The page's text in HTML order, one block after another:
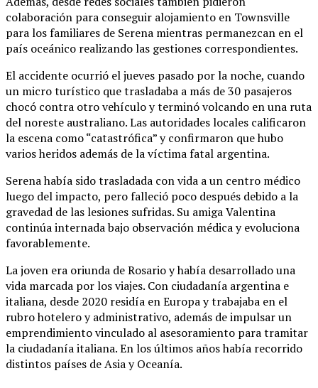
colaboración para conseguir alojamiento en Townsville
para los familiares de Serena mientras permanezcan en el
país oceánico realizando las gestiones correspondientes.
El accidente ocurrió el jueves pasado por la noche, cuando
un micro turístico que trasladaba a más de 30 pasajeros
chocó contra otro vehículo y terminó volcando en una ruta
del noreste australiano. Las autoridades locales calificaron
la escena como “catastrófica” y confirmaron que hubo
varios heridos además de la víctima fatal argentina.
Serena había sido trasladada con vida a un centro médico
luego del impacto, pero falleció poco después debido a la
gravedad de las lesiones sufridas. Su amiga Valentina
continúa internada bajo observación médica y evoluciona
favorablemente.
La joven era oriunda de Rosario y había desarrollado una
vida marcada por los viajes. Con ciudadanía argentina e
italiana, desde 2020 residía en Europa y trabajaba en el
rubro hotelero y administrativo, además de impulsar un
emprendimiento vinculado al asesoramiento para tramitar
la ciudadanía italiana. En los últimos años había recorrido
distintos países de Asia y Oceanía.